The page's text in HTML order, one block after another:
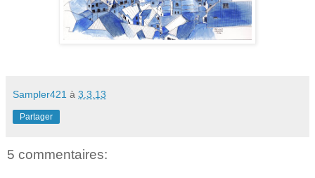
Sampler421 à 3.3.13
Partager
5 commentaires: